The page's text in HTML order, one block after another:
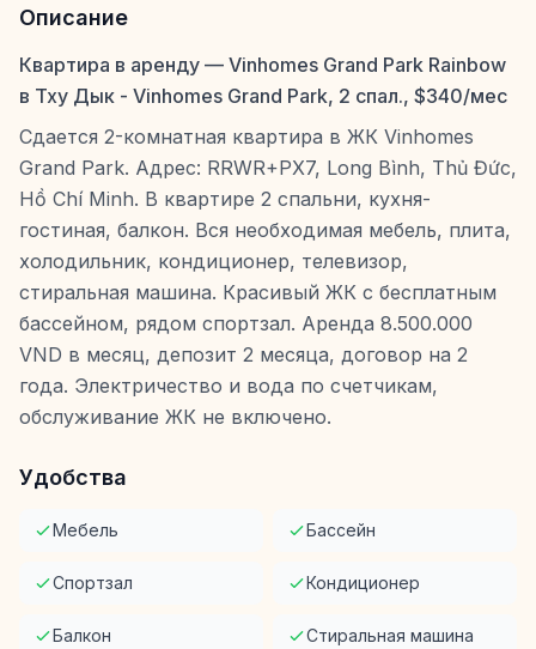
Описание
Квартира в аренду — Vinhomes Grand Park Rainbow
в Тху Дык - Vinhomes Grand Park, 2 спал., $340/мес
Сдается 2-комнатная квартира в ЖК Vinhomes
Grand Park. Адрес: RRWR+PX7, Long Bình, Thủ Đức,
Hồ Chí Minh. В квартире 2 спальни, кухня-
гостиная, балкон. Вся необходимая мебель, плита,
холодильник, кондиционер, телевизор,
стиральная машина. Красивый ЖК с бесплатным
бассейном, рядом спортзал. Аренда 8.500.000
VND в месяц, депозит 2 месяца, договор на 2
года. Электричество и вода по счетчикам,
обслуживание ЖК не включено.
Удобства
Мебель Бассейн
Спортзал Кондиционер
Балкон Стиральная машина